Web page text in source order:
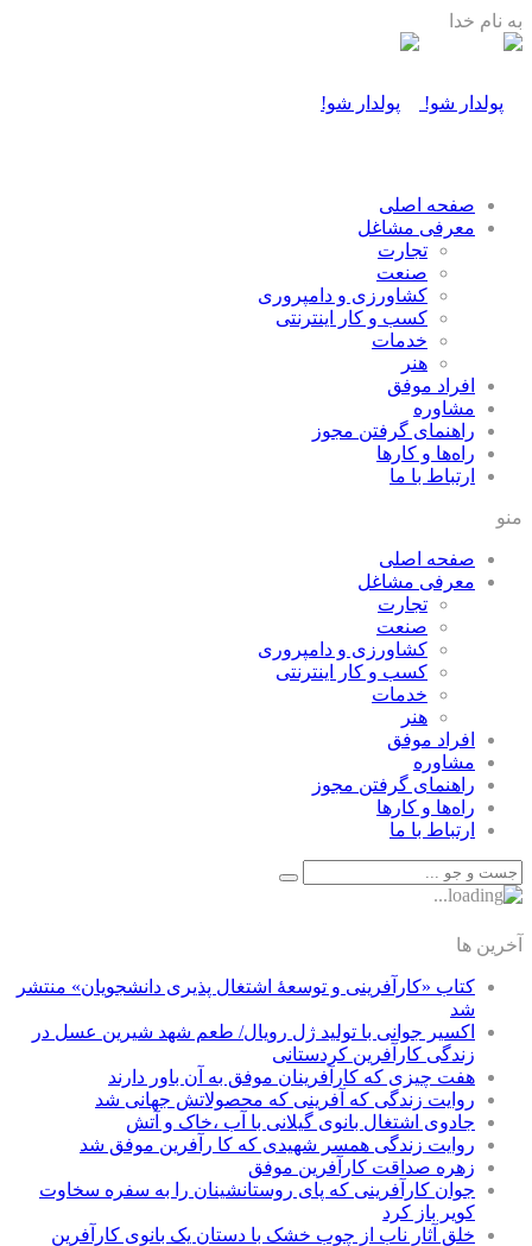
به نام خدا
صفحه اصلی
معرفی مشاغل
تجارت
صنعت
كشاورزی و دامپروری
كسب و كار اينترنتی
خدمات
هنر
افراد موفق
مشاوره
راهنمای گرفتن مجوز
راه‌ها و كارها
ارتباط با ما
منو
صفحه اصلی
معرفی مشاغل
تجارت
صنعت
كشاورزی و دامپروری
كسب و كار اينترنتی
خدمات
هنر
افراد موفق
مشاوره
راهنمای گرفتن مجوز
راه‌ها و كارها
ارتباط با ما
آخرین ها
کتاب «کارآفرینی و توسعۀ اشتغال پذیری دانشجویان» منتشر
شد
اکسیر جوانی با تولید ژل رویال/ طعم شهد شیرین عسل‌ در
زندگی کارآفرین کردستانی
هفت چیزی که کارآفرینان موفق به آن باور دارند
روایت زندگی که آفرینی که محصولاتش جهانی شد
جادوی اشتغال بانوی گیلانی با آب ،خاک و آتش
روایت زندگی همسر شهیدی که کا رآفرین موفق شد
زهره صداقت کارآفرین موفق
جوان کارآفرینی که پای روستانشینان را به سفره سخاوت
کویر باز کرد
خلق آثار ناب از چوب خشک با دستان یک بانوی کارآفرین